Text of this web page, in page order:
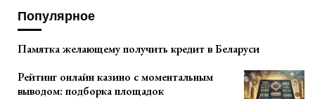
Популярное
Памятка желающему получить кредит в Беларуси
Рейтинг онлайн казино с моментальным
выводом: подборка площадок